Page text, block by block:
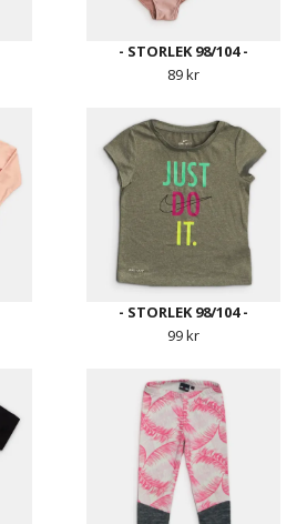
- STORLEK 98/104 -
89 kr
- STORLEK 98/104 -
99 kr